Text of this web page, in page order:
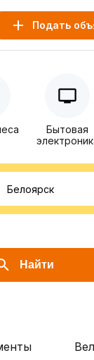
Подать
Бытовая
Найти